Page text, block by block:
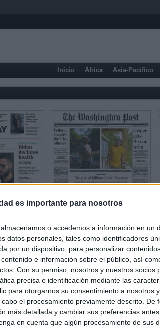
es importante para nosotros
o accedemos a información en un
datos personales, tales como identificadores
por un dispositivo, para personalizar
e información sobre el público, así
Con su permiso, nosotros y nuestros socios
precisa e identificación mediante las
para otorgarnos su consentimiento a nosotros
el procesamiento previamente descrito. De
más detallada y cambiar sus preferencias
en cuenta que algún procesamiento de sus
Inicio África Asia-Pacífico
Prensa Económica